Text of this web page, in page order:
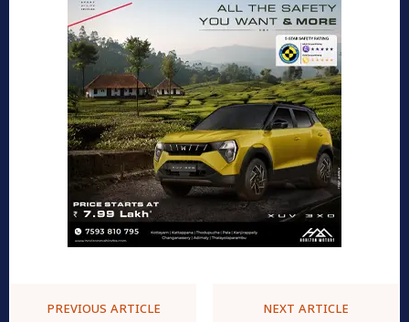
PREVIOUS ARTICLE NEXT ARTICLE